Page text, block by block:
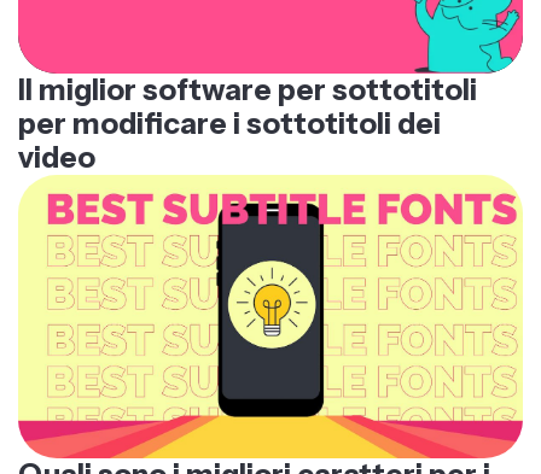
Il miglior software per sottotitoli
per modificare i sottotitoli dei
video